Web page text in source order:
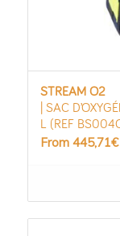
STREAM O2
| SAC
L (REF
From 445,71€